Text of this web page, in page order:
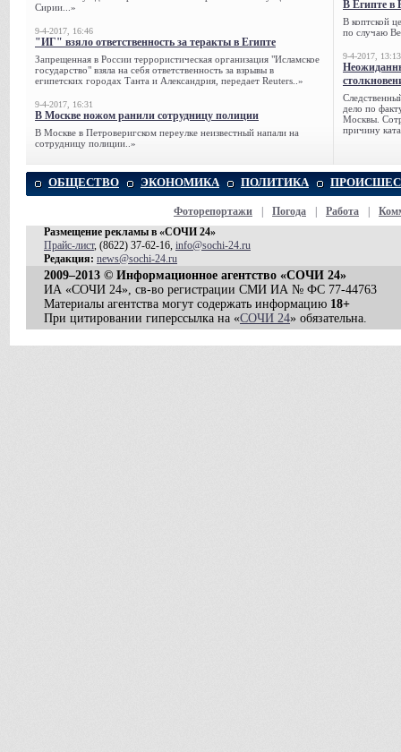
Сирии...»
9-4-2017, 16:46
"ИГ" взяло ответственность за теракты в Египте
Запрещенная в России террористическая организация "Исламское
государство" взяла на себя ответственность за взрывы в
египетских городах Танта и Александрия, передает Reuters..»
9-4-2017, 16:31
В Москве ножом ранили сотрудницу полиции
В Москве в Петроверигском переулке неизвестный напали на
сотрудницу полиции..»
В Египте в
В коптской
по случаю
9-4-2017, 13:13
дело по
Москвы.
причину
ОБЩЕСТВО ЭКОНОМИКА ПОЛИТИКА
Фоторепортажи Погода Работа
Размещение рекламы в «СОЧИ 24»
Прайс-лист, (8622) 37-62-16, info@sochi-24.ru
Редакция: news@sochi-24.ru
2009–2013 © Информационное агентство «СОЧИ 24»
ИА «СОЧИ 24», св-во регистрации СМИ ИА № ФС 77-44763
Материалы агентства могут содержать информацию 18+
При цитировании гиперссылка на «СОЧИ 24» обязательна.